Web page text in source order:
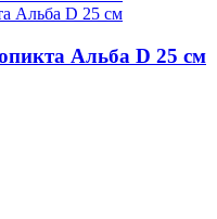
Альба D 25 см